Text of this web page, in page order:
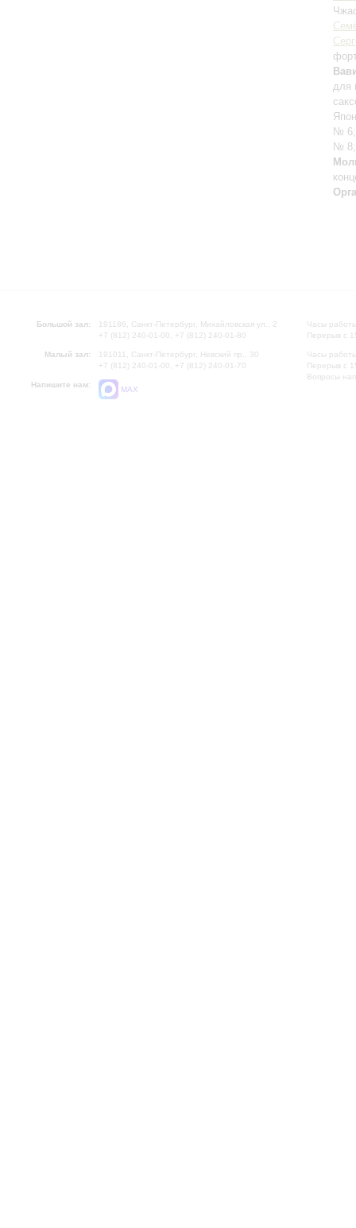
для
№
№
Большой зал:
191186, Санкт-Петербург, Михайловская ул., 2
+7 (812) 240-01-00, +7 (812) 240-01-80
Малый зал:
191011, Санкт-Петербург, Невский пр., 30
+7 (812) 240-01-00, +7 (812) 240-01-70
Напишите нам:
MAX
Часы
Перерыв с
Часы
Перерыв с
Вопросы